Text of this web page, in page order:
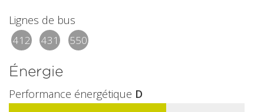
Lignes de bus
412 431 550
Énergie
Performance énergétique D